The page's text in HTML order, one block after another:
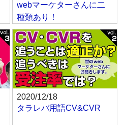
webマーケターさんに二
種類あり！
2020/12/18
タラレバ用語CV&CVR